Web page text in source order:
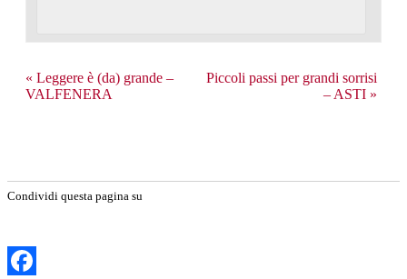
« Leggere è (da) grande –
VALFENERA
Piccoli passi per grandi sorrisi
– ASTI »
Condividi questa pagina su